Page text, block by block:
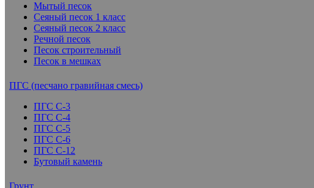
Мытый песок
Сеяный песок 1 класс
Сеяный песок 2 класс
Речной песок
Песок строительный
Песок в мешках
ПГС (песчано гравийная смесь)
ПГС С-3
ПГС С-4
ПГС С-5
ПГС С-6
ПГС С-12
Бутовый камень
Грунт